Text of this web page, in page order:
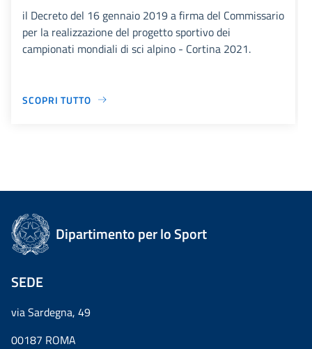
il Decreto del 16 gennaio 2019 a firma del Commissario
per la realizzazione del progetto sportivo dei
campionati mondiali di sci alpino - Cortina 2021.
SCOPRI TUTTO
Dipartimento per lo Sport
SEDE
via Sardegna, 49
00187 ROMA